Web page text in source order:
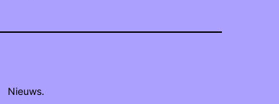
Nieuws.